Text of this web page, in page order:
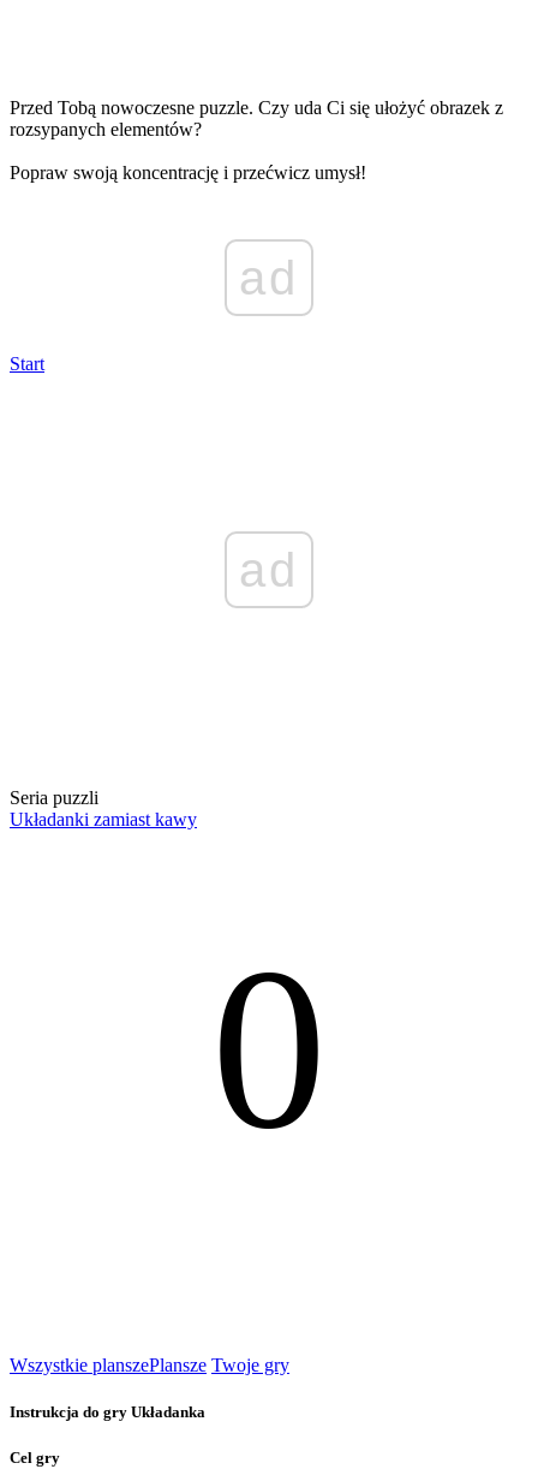
Przed Tobą nowoczesne puzzle. Czy uda Ci się ułożyć obrazek z
rozsypanych elementów?
Popraw swoją koncentrację i przećwicz umysł!
ad
Start
ad
Seria puzzli
Układanki zamiast kawy
0
Wszystkie planszePlansze Twoje gry
Instrukcja do gry Układanka
Cel gry